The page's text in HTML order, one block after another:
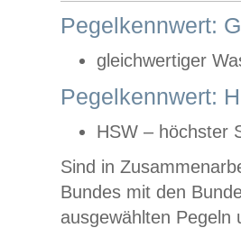
Pegelkennwert:
gleichwertiger
Pegelkennwert:
HSW – höchster
Sind in
Bundes mit den
ausgewählten